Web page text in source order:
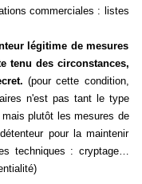
commerciales : listes
légitime de mesures
tenu des circonstances,
(pour cette condition,
n'est pas tant le type
plutôt les mesures de
pour la maintenir
techniques : cryptage…